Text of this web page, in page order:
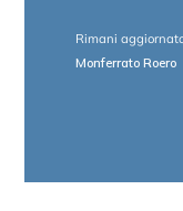
Rimani
Monferrato Roero